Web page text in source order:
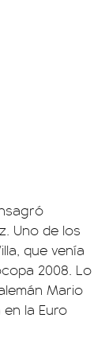
Uno de los
que venía
2008. Lo
Mario
la Euro